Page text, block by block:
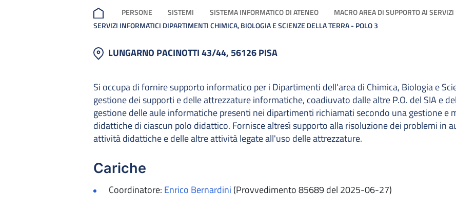
PERSONE SISTEMI SISTEMA INFORMATICO DI ATENEO MACRO AREA DI SUPPORTO AI
SERVIZI INFORMATICI DIPARTIMENTI CHIMICA, BIOLOGIA E SCIENZE DELLA TERRA - POLO 3
LUNGARNO PACINOTTI 43/44, 56126 PISA
Si occupa di fornire supporto informatico per i Dipartimenti dell'area di Chimica, Biologia e
gestione dei supporti e delle attrezzature informatiche, coadiuvato dalle altre P.O. del SIA e
gestione delle aule informatiche presenti nei dipartimenti richiamati secondo una gestione e
didattiche di ciascun polo didattico. Fornisce altresì supporto alla risoluzione dei problemi in
attività didattiche e delle altre attività legate all'uso delle attrezzature.
Cariche
Coordinatore: Enrico Bernardini (Provvedimento 85689 del 2025-06-27)